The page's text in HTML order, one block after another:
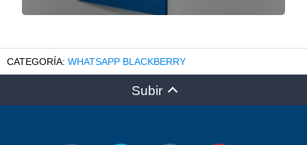
WHATSAPP BLACKBERRY
Subir